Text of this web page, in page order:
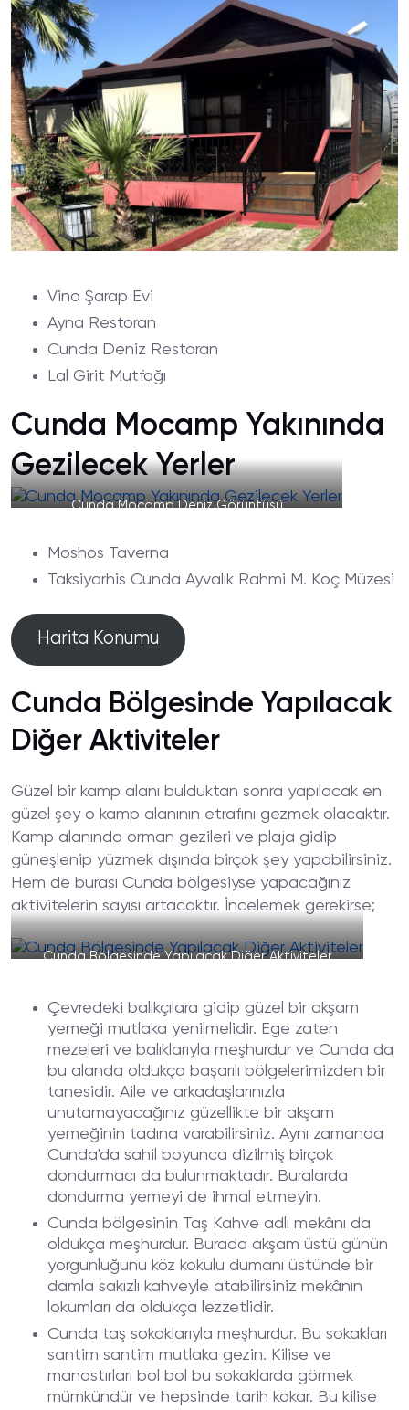
Vino Şarap Evi
Ayna Restoran
Cunda Deniz Restoran
Lal Girit Mutfağı
Cunda Mocamp Yakınında
Gezilecek Yerler
Cunda Mocamp Deniz Görüntüsü
Moshos Taverna
Taksiyarhis Cunda Ayvalık Rahmi M. Koç Müzesi
Harita Konumu
Cunda Bölgesinde Yapılacak
Diğer Aktiviteler
Güzel bir kamp alanı bulduktan sonra yapılacak en
güzel şey o kamp alanının etrafını gezmek olacaktır.
Kamp alanında orman gezileri ve plaja gidip
güneşlenip yüzmek dışında birçok şey yapabilirsiniz.
Hem de burası Cunda bölgesiyse yapacağınız
aktivitelerin sayısı artacaktır. İncelemek gerekirse;
Cunda Bölgesinde Yapılacak Diğer Aktiviteler
Çevredeki balıkçılara gidip güzel bir akşam
yemeği mutlaka yenilmelidir. Ege zaten
mezeleri ve balıklarıyla meşhurdur ve Cunda da
bu alanda oldukça başarılı bölgelerimizden bir
tanesidir. Aile ve arkadaşlarınızla
unutamayacağınız güzellikte bir akşam
yemeğinin tadına varabilirsiniz. Aynı zamanda
Cunda'da sahil boyunca dizilmiş birçok
dondurmacı da bulunmaktadır. Buralarda
dondurma yemeyi de ihmal etmeyin.
Cunda bölgesinin Taş Kahve adlı mekânı da
oldukça meşhurdur. Burada akşam üstü günün
yorgunluğunu köz kokulu dumanı üstünde bir
damla sakızlı kahveyle atabilirsiniz mekânın
lokumları da oldukça lezzetlidir.
Cunda taş sokaklarıyla meşhurdur. Bu sokakları
santim santim mutlaka gezin. Kilise ve
manastırları bol bol bu sokaklarda görmek
mümkündür ve hepsinde tarih kokar. Bu kilise